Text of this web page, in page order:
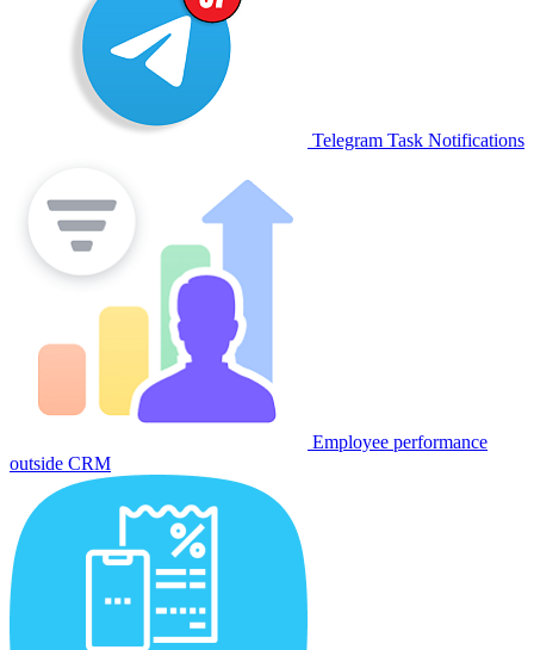
Telegram Task Notifications
Employee performance
outside CRM